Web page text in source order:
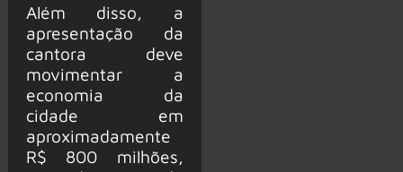
Além disso, a
apresentação da
cantora deve
movimentar a
economia da
cidade em
aproximadamente
R$ 800 milhões,